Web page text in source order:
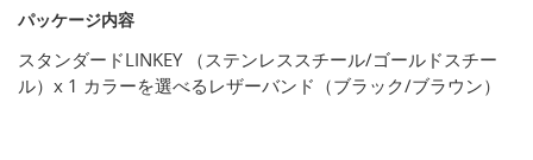
パッケージ内容
スタンダードLINKEY （ステンレススチール/ゴールドスチー
ル）x 1 カラーを選べるレザーバンド（ブラック/ブラウン）